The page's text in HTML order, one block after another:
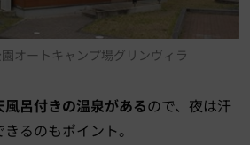
オートキャンプ場グリンヴィラ
呂付きの温泉があるので、夜は汗
るのもポイント。